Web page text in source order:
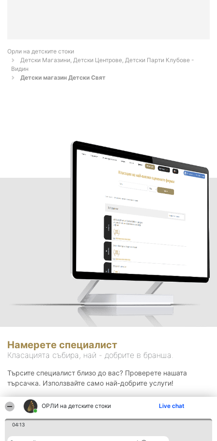
ОРЛИ на детските стоки Live chat
04:13
Орли на детските стоки
Детски Магазини, Детски Центрове, Детски Парти Клубове -
Видин
Детски магазин Детски Свят
Намерете специалист
Класацията събира, най - добрите в бранша.
Търсите специалист близо до вас? Проверете нашата
търсачка. Използвайте само най-добрите услуги!